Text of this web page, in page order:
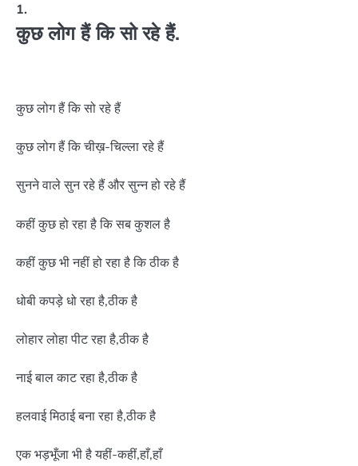
1.
कुछ लोग हैं कि सो रहे हैं.
कुछ लोग हैं कि सो रहे हैं
कुछ लोग हैं कि चीख़-चिल्ला रहे हैं
सुनने वाले सुन रहे हैं और सुन्न हो रहे हैं
कहीं कुछ हो रहा है कि सब कुशल है
कहीं कुछ भी नहीं हो रहा है कि ठीक है
धोबी कपड़े धो रहा है,ठीक है
लोहार लोहा पीट रहा है,ठीक है
नाई बाल काट रहा है,ठीक है
हलवाई मिठाई बना रहा है,ठीक है
एक भड़भूँजा भी है यहीं-कहीं,हाँ,हाँ